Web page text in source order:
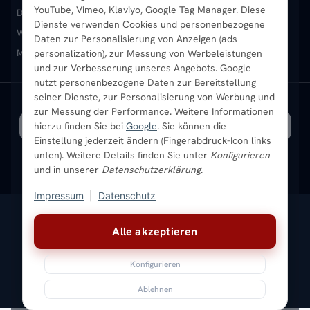
Alle akzeptieren
Konfigurieren
Ablehnen
YouTube, Vimeo, Klaviyo, Google Tag Manager. Diese
Dienste verwenden Cookies und personenbezogene
Daten zur Personalisierung von Anzeigen (ads
personalization), zur Messung von Werbeleistungen
und zur Verbesserung unseres Angebots. Google
nutzt personenbezogene Daten zur Bereitstellung
seiner Dienste, zur Personalisierung von Werbung und
zur Messung der Performance. Weitere Informationen
hierzu finden Sie bei Google. Sie können die
Einstellung jederzeit ändern (Fingerabdruck-Icon links
unten). Weitere Details finden Sie unter Konfigurieren
und in unserer Datenschutzerklärung.
Impressum Datenschutz
Heizkörper-Zubehör
Montageservice vor Ort
Sendung verfolgen
Karriere
Ratgeber
Bestpreisgarantie
Newsletter
Aktuelle Angebote
Design-HeizkörperPaneelheizkörperVertikal-Heizkörper
Wandheizkörper Wohnraum-Heizkörper Badheizkörper Schwarz
Mischbetrieb-HeizkörperHeizkörper-ZubehörAktuelle Angebote
SICHERE ZAHLUNG VERSAND MIT
* Alle Preise inkl. gesetzlicher USt. |Kostenloser Versand
ImpressumDatenschutzAGBWiderrufsbelehrungVersandkosten
BatteriegesetzSitemap